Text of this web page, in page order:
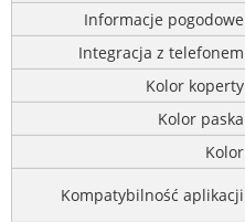
Informacje pogodowe
Integracja z telefonem
Kolor koperty
Kolor paska
Kolor
Kompatybilność aplikacji